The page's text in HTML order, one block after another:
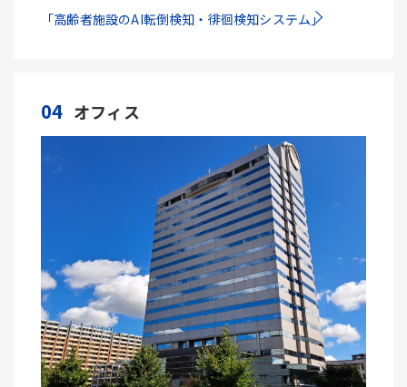
「高齢者施設のAI転倒検知・徘徊検知システム」
04 オフィス